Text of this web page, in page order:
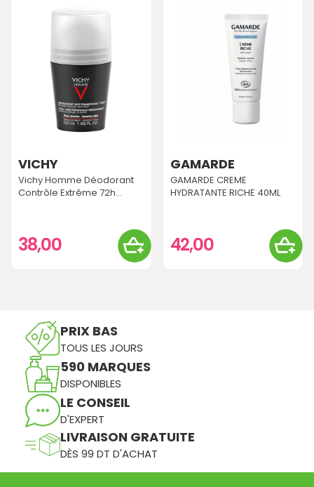
VICHY
Vichy Homme Déodorant
Contrôle Extrême 72h...
38,00
GAMARDE
GAMARDE CREME
HYDRATANTE RICHE 40ML
42,00
PRIX BAS
TOUS LES JOURS
590 MARQUES
DISPONIBLES
LE CONSEIL
D'EXPERT
LIVRAISON GRATUITE
DÈS 99 DT D'ACHAT